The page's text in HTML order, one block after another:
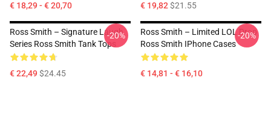
€ 18,29 - € 20,70 € 19,82$21.55
Ross Smith – Signature Laugh
Series Ross Smith Tank Tops
€ 22,49$24.45
-20%
Ross Smith – Limited LOL Drop
Ross Smith IPhone Cases
€ 14,81 - € 16,10
-20%